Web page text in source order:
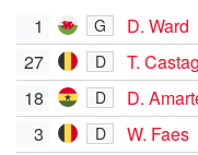
1 G
D. Ward
27
D
T.
18
D
D.
3
D W. Faes